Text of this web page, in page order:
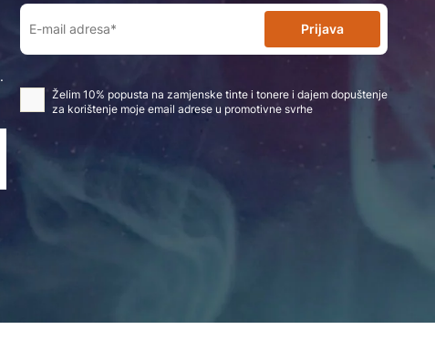
.
Prijava
Želim 10% popusta na zamjenske tinte i tonere i dajem dopuštenje
za korištenje moje email adrese u promotivne svrhe